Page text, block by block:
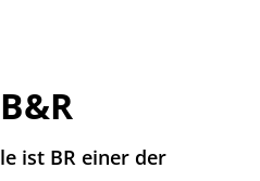
ist BR einer der